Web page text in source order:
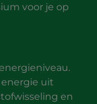
voor je op
uit
en